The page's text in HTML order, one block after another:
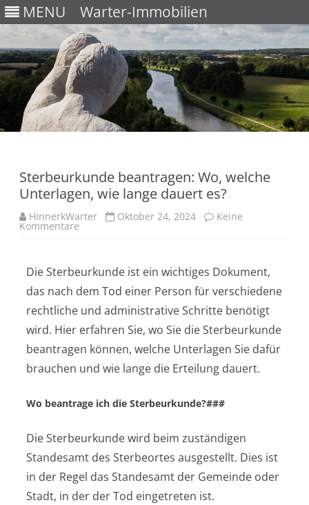
MENU Warter-Immobilien
Sterbeurkunde beantragen: Wo, welche
Unterlagen, wie lange dauert es?
HinnerkWarter Oktober 24, 2024 Keine
Kommentare
Die Sterbeurkunde ist ein wichtiges Dokument,
das nach dem Tod einer Person für verschiedene
rechtliche und administrative Schritte benötigt
wird. Hier erfahren Sie, wo Sie die Sterbeurkunde
beantragen können, welche Unterlagen Sie dafür
brauchen und wie lange die Erteilung dauert.
Wo beantrage ich die Sterbeurkunde?###
Die Sterbeurkunde wird beim zuständigen
Standesamt des Sterbeortes ausgestellt. Dies ist
in der Regel das Standesamt der Gemeinde oder
Stadt, in der der Tod eingetreten ist.